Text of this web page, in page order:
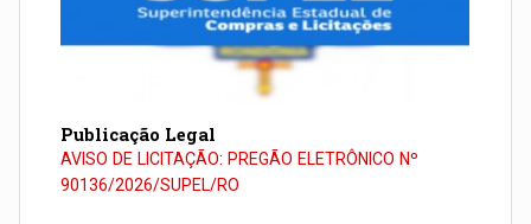
Publicação Legal
AVISO DE LICITAÇÃO: PREGÃO ELETRÔNICO Nº
90136/2026/SUPEL/RO